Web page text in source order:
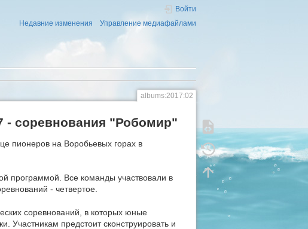
Войти
Недавние изменения
Управление медиафайлами
albums:2017:02
- соревнования "Робомир"
пионеров на Воробьевых горах в
программой. Все команды участвовали в
- четвертое.
соревнований, в которых юные
Участникам предстоит сконструировать и